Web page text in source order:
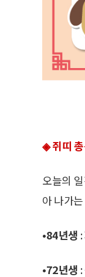
◈ 쥐띠
오늘의
아 나가
•84년생
•72년생